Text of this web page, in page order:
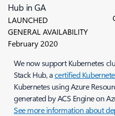
Hub in GA
LAUNCHED
GENERAL AVAILABILITY
February 2020
We now support Kubernetes
Stack Hub, acertified
Kubernetes using Azure
generated by ACS Engine on
See more information about